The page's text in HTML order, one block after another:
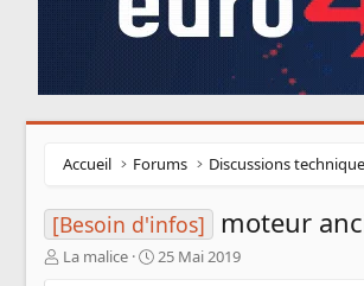
Accueil Forums Discussions
[Besoin d'infos] moteur
ALa malice
D
25 Mai 2019